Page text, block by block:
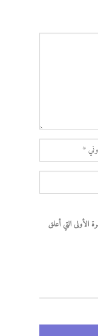
الأولى التي أعلق